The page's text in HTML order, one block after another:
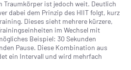
Traumkörper ist jedoch weit. Deutlich
dabei dem Prinzip des HIIT folgt, kurz
Dieses sieht mehrere kürzere,
im Wechsel mit
Beispiel: 30 Sekunden
Pause. Diese Kombination aus
ein Intervall und wird mehrfach